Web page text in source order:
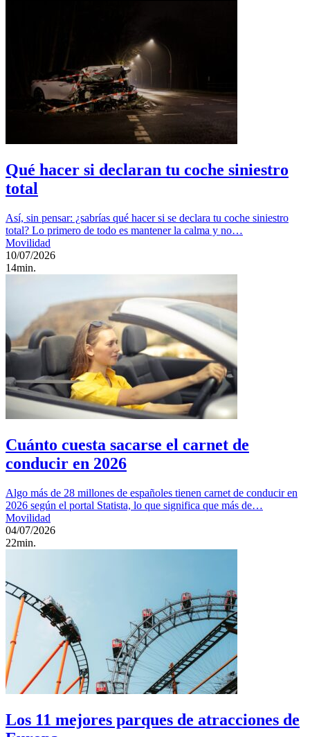
Qué hacer si declaran tu coche siniestro
total
Así, sin pensar: ¿sabrías qué hacer si se declara tu coche siniestro
total? Lo primero de todo es mantener la calma y no…
Movilidad
10/07/2026
14min.
Cuánto cuesta sacarse el carnet de
conducir en 2026
Algo más de 28 millones de españoles tienen carnet de conducir en
2026 según el portal Statista, lo que significa que más de…
Movilidad
04/07/2026
22min.
Los 11 mejores parques de atracciones de